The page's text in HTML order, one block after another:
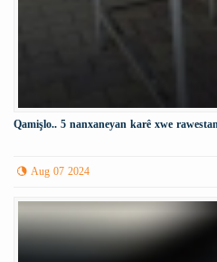
Qamişlo.. 5 nanxaneyan karê xwe
Aug 07 2024